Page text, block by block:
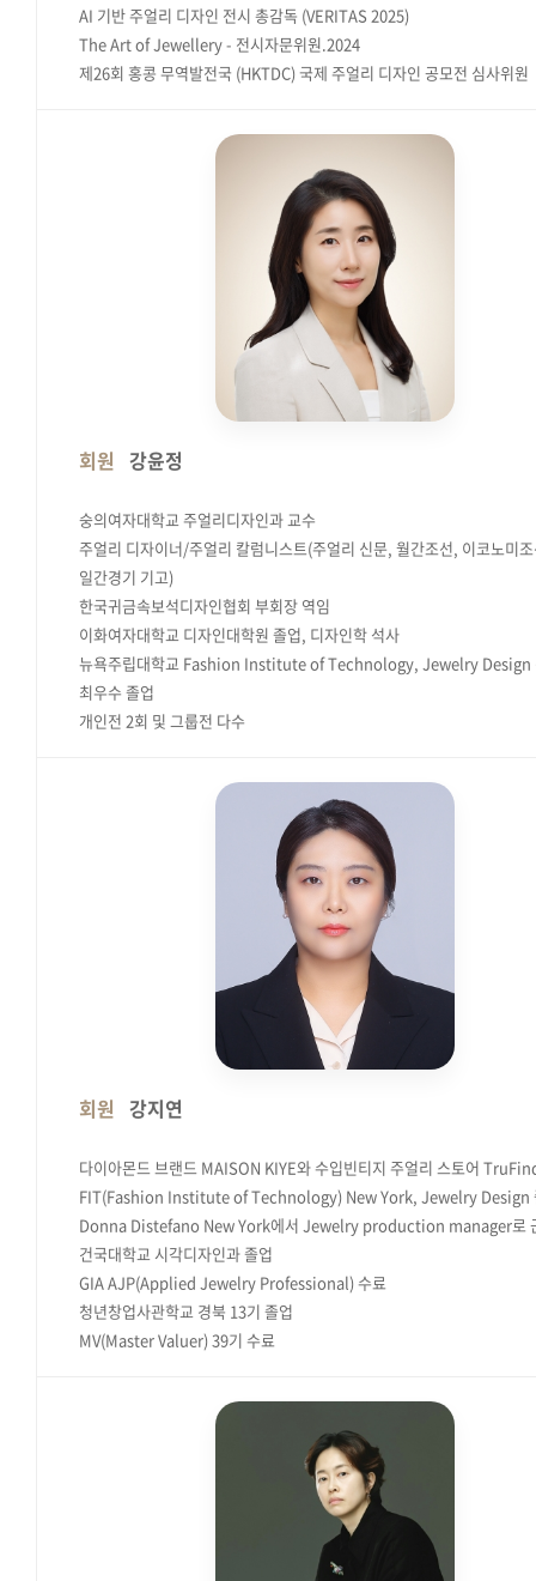
AI 기반 주얼리 디자인 전시 총감독 (VERITAS 2025)
The Art of Jewellery - 전시자문위원.2024
제26회 홍콩 무역발전국 (HKTDC) 국제 주얼리 디자인 공모전 심사위원
회원 강윤정
숭의여자대학교 주얼리디자인과 교수
주얼리 디자이너/주얼리 칼럼니스트(주얼리 신문, 월간조선, 이코노미
일간경기 기고)
한국귀금속보석디자인협회 부회장 역임
이화여자대학교 디자인대학원 졸업, 디자인학 석사
뉴욕주립대학교 Fashion Institute of Technology, Jewelry Design
최우수 졸업
개인전 2회 및 그룹전 다수
회원 강지연
다이아몬드 브랜드 MAISON KIYE와 수입빈티지 주얼리 스토어
FIT(Fashion Institute of Technology) New York, Jewelry Design
Donna Distefano New York에서 Jewelry production manager로
건국대학교 시각디자인과 졸업
GIA AJP(Applied Jewelry Professional) 수료
청년창업사관학교 경북 13기 졸업
MV(Master Valuer) 39기 수료